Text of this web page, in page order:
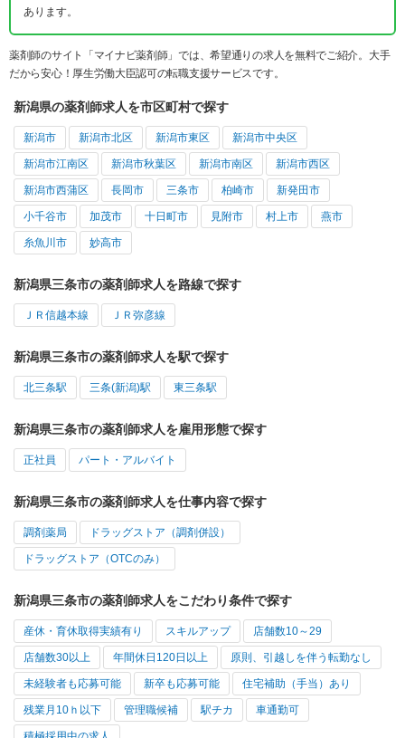
あります。
薬剤師のサイト「マイナビ薬剤師」では、希望通りの求人を無料でご紹介。大手
だから安心！厚生労働大臣認可の転職支援サービスです。
新潟県の薬剤師求人を市区町村で探す
新潟市 新潟市北区 新潟市東区 新潟市中央区
新潟市江南区 新潟市秋葉区 新潟市南区 新潟市西区
新潟市西蒲区 長岡市 三条市 柏崎市 新発田市
小千谷市 加茂市 十日町市 見附市 村上市 燕市
糸魚川市 妙高市
新潟県三条市の薬剤師求人を路線で探す
ＪＲ信越本線 ＪＲ弥彦線
新潟県三条市の薬剤師求人を駅で探す
北三条駅 三条(新潟)駅 東三条駅
新潟県三条市の薬剤師求人を雇用形態で探す
正社員 パート・アルバイト
新潟県三条市の薬剤師求人を仕事内容で探す
調剤薬局 ドラッグストア（調剤併設）
ドラッグストア（OTCのみ）
新潟県三条市の薬剤師求人をこだわり条件で探す
産休・育休取得実績有り スキルアップ 店舗数10～29
店舗数30以上 年間休日120日以上 原則、引越しを伴う転勤なし
未経験者も応募可能 新卒も応募可能 住宅補助（手当）あり
残業月10ｈ以下 管理職候補 駅チカ 車通勤可